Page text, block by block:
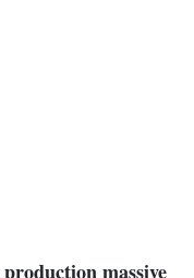
production massive